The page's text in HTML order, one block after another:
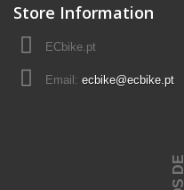
Store Information
ECbike.pt
Email: ecbike@ecbike.pt